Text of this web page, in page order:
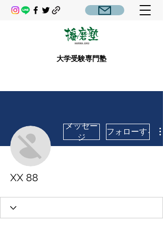
大学受験専門塾
メッセー
ジ
フォローする
XX 88